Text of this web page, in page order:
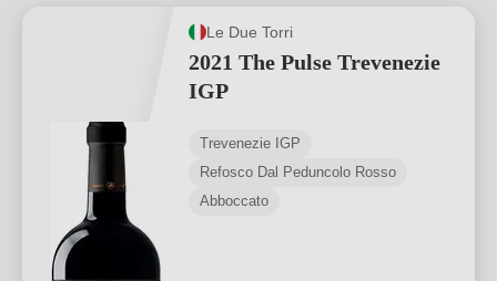
Le Due Torri
2021 The Pulse Trevenezie
IGP
Trevenezie IGP
Refosco Dal Peduncolo Rosso
Abboccato